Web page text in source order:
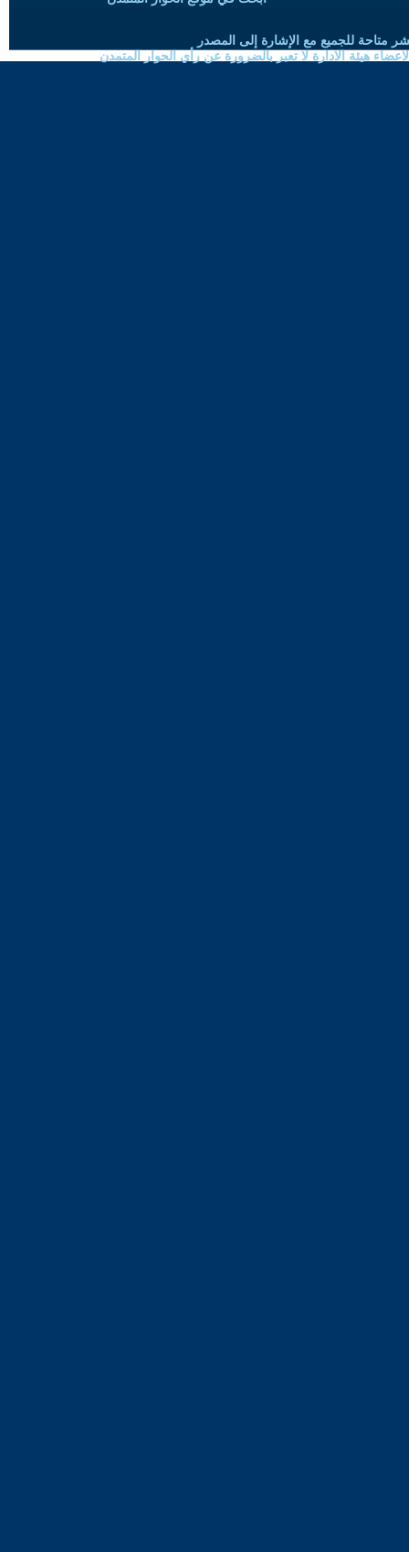
متاحة للجميع مع الإشارة إلى المصدر
هيئة الادارة لا تعبر بالضرورة عن رأي الحوار المتمدن